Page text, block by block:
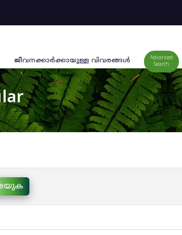
ജീവനക്കാര്‍ക്കായുള്ള വിവരങ്ങള്‍
Advanced
Search